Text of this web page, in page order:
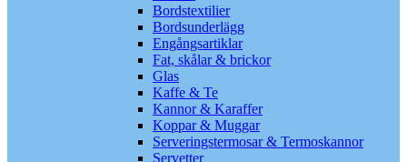
Bordstextilier
Bordsunderlägg
Engångsartiklar
Fat, skålar & brickor
Glas
Kaffe & Te
Kannor & Karaffer
Koppar & Muggar
Serveringstermosar & Termoskannor
Servetter